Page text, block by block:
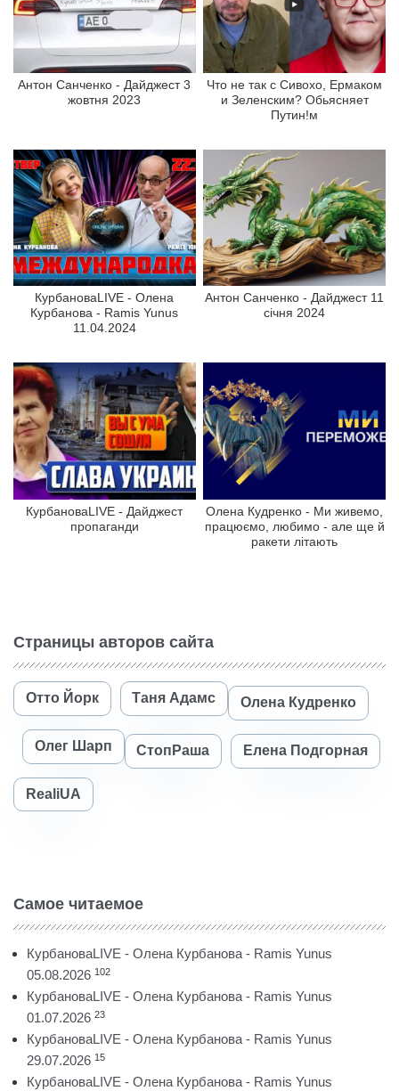
Антон Санченко - Дайджест 3
жовтня 2023
Что не так с Сивохо, Ермаком
и Зеленским? Обьясняет
Путин!м
КурбановаLIVE - Олена
Курбанова - Ramis Yunus
11.04.2024
Антон Санченко - Дайджест 11
січня 2024
КурбановаLIVE - Дайджест
пропаганди
Олена Кудренко - Ми живемо,
працюємо, любимо - але ще й
ракети літають
Страницы авторов сайта
Отто Йорк Таня Адамс Олена Кудренко
Олег Шарп СтопРаша Елена Подгорная
RealiUA
Самое читаемое
КурбановаLIVE - Олена Курбанова - Ramis Yunus
05.08.2026 102
КурбановаLIVE - Олена Курбанова - Ramis Yunus
01.07.2026 23
КурбановаLIVE - Олена Курбанова - Ramis Yunus
29.07.2026 15
КурбановаLIVE - Олена Курбанова - Ramis Yunus